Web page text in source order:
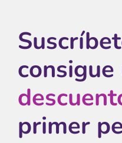
consigue
primer